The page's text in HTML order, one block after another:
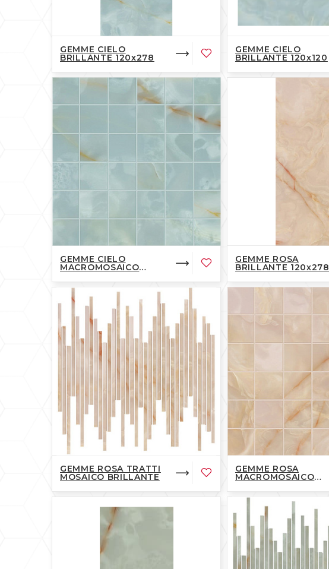
GEMME CIELO
BRILLANTE 120x278
GEMME CIELO
BRILLANTE 120x120
GEMME CIELO
MACROMOSAICO
GEMME ROSA
BRILLANTE 120x278
GEMME ROSA TRATTI
MOSAICO BRILLANTE
GEMME ROSA
MACROMOSAICO